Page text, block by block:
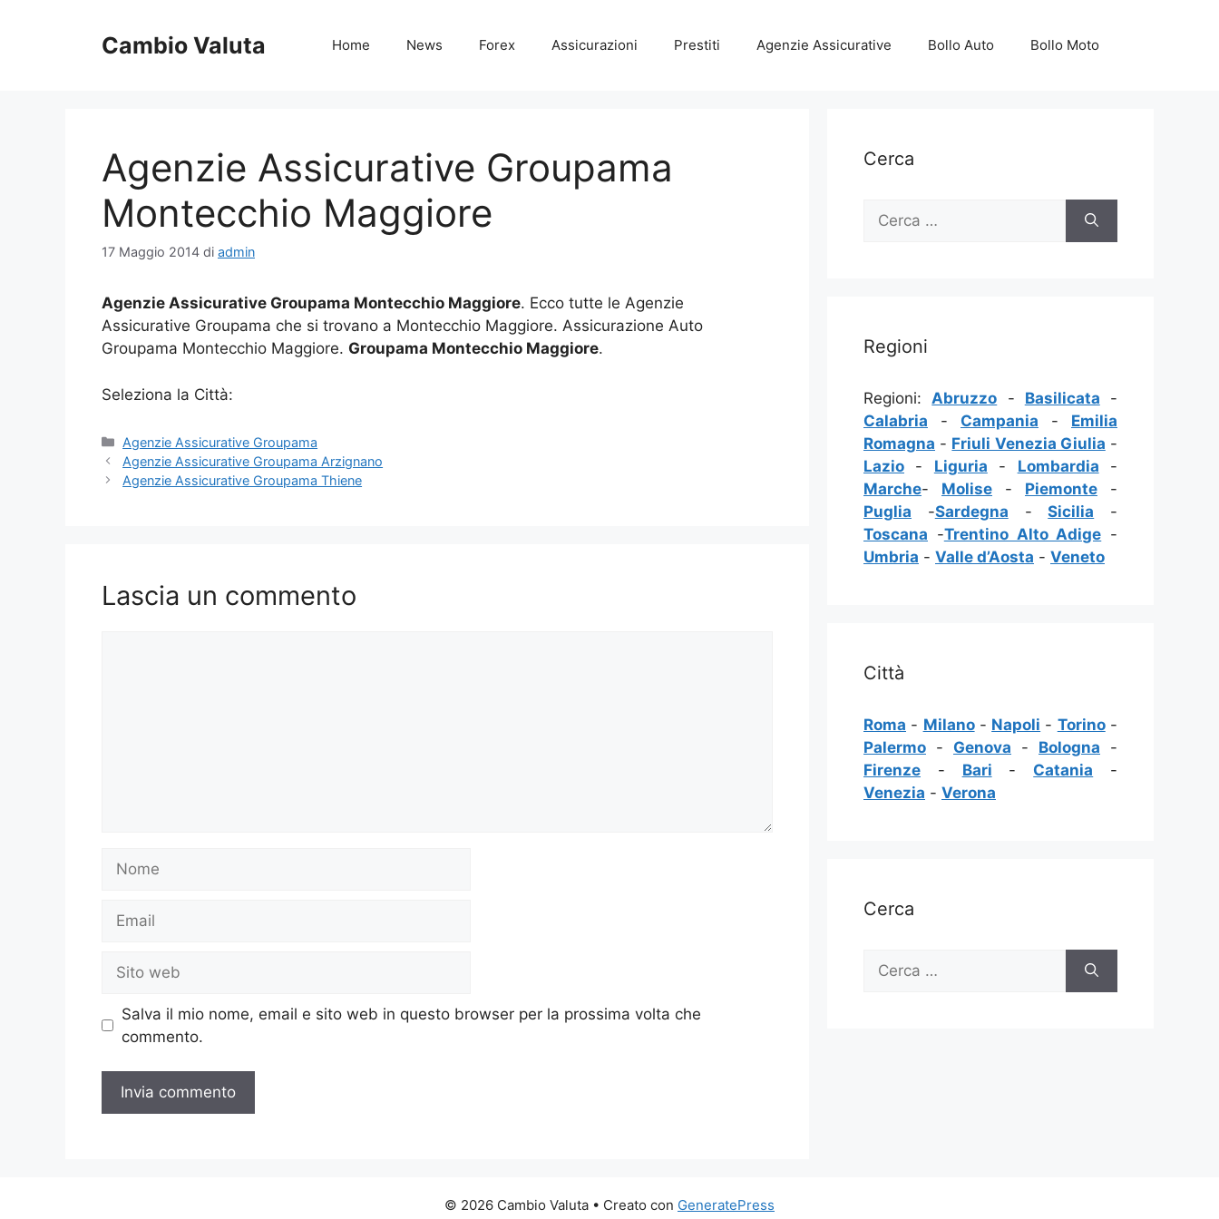
Cambio Valuta Home News Forex Assicurazioni Prestiti Agenzie Assicurative Bollo Auto Bollo Moto
Agenzie Assicurative Groupama
Montecchio Maggiore
17 Maggio 2014 di admin
Agenzie Assicurative Groupama Montecchio Maggiore. Ecco tutte le Agenzie
Assicurative Groupama che si trovano a Montecchio Maggiore. Assicurazione Auto
Groupama Montecchio Maggiore. Groupama Montecchio Maggiore.
Seleziona la Città:
Categorie
Agenzie Assicurative Groupama
Agenzie Assicurative Groupama Arzignano
Agenzie Assicurative Groupama Thiene
Lascia un commento
web
Salva il mio nome, email e sito web in questo browser per la prossima volta che
commento.
Cerca
Ricerca
Regioni
Regioni:Abruzzo - Basilicata -
Calabria - Campania - Emilia
Romagna - Friuli Venezia Giulia -
Lazio - Liguria - Lombardia -
Marche- Molise - Piemonte -
Puglia -Sardegna -Sicilia -
Toscana -Trentino Alto Adige -
Umbria - Valle d’Aosta - Veneto
Città
Roma - Milano- Napoli - Torino-
Palermo - Genova - Bologna -
Firenze - Bari - Catania -
Venezia - Verona
Cerca
Ricerca
© 2026 Cambio Valuta • Creato con GeneratePress